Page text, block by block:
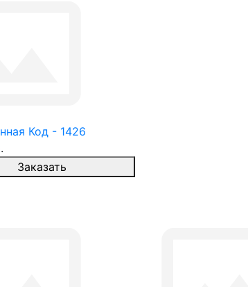
Код - 1426
Заказать